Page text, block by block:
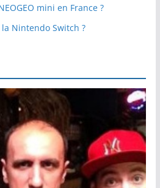
mini en France ?
Nintendo Switch ?